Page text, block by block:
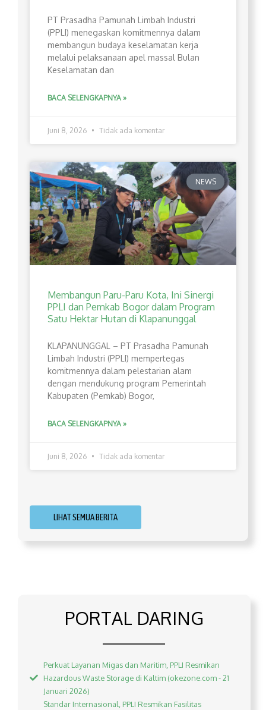
PT Prasadha Pamunah Limbah Industri
(PPLI) menegaskan komitmennya dalam
membangun budaya keselamatan kerja
melalui pelaksanaan apel massal Bulan
Keselamatan dan
BACA SELENGKAPNYA »
Juni 8, 2026 Tidak ada komentar
NEWS
Membangun Paru-Paru Kota, Ini Sinergi
PPLI dan Pemkab Bogor dalam Program
Satu Hektar Hutan di Klapanunggal
​KLAPANUNGGAL – PT Prasadha Pamunah
Limbah Industri (PPLI) mempertegas
komitmennya dalam pelestarian alam
dengan mendukung program Pemerintah
Kabupaten (Pemkab) Bogor,
BACA SELENGKAPNYA »
Juni 8, 2026 Tidak ada komentar
LIHAT SEMUA BERITA
PORTAL DARING
Perkuat Layanan Migas dan Maritim, PPLI Resmikan
Hazardous Waste Storage di Kaltim (okezone.com - 21
Januari 2026)
Standar Internasional, PPLI Resmikan Fasilitas